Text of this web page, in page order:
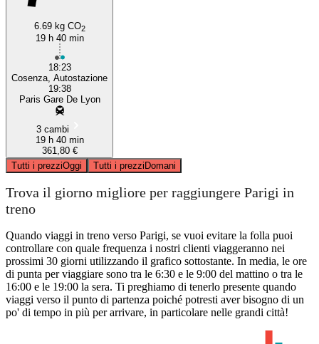
6.69 kg CO2
19 h 40 min
18:23
Cosenza, Autostazione
19:38
Paris Gare De Lyon
3 cambi
19 h 40 min
361,80 €
Tutti i prezziOggi Tutti i prezziDomani
Trova il giorno migliore per raggiungere Parigi in
treno
Quando viaggi in treno verso Parigi, se vuoi evitare la folla puoi
controllare con quale frequenza i nostri clienti viaggeranno nei
prossimi 30 giorni utilizzando il grafico sottostante. In media, le ore
di punta per viaggiare sono tra le 6:30 e le 9:00 del mattino o tra le
16:00 e le 19:00 la sera. Ti preghiamo di tenerlo presente quando
viaggi verso il punto di partenza poiché potresti aver bisogno di un
po' di tempo in più per arrivare, in particolare nelle grandi città!